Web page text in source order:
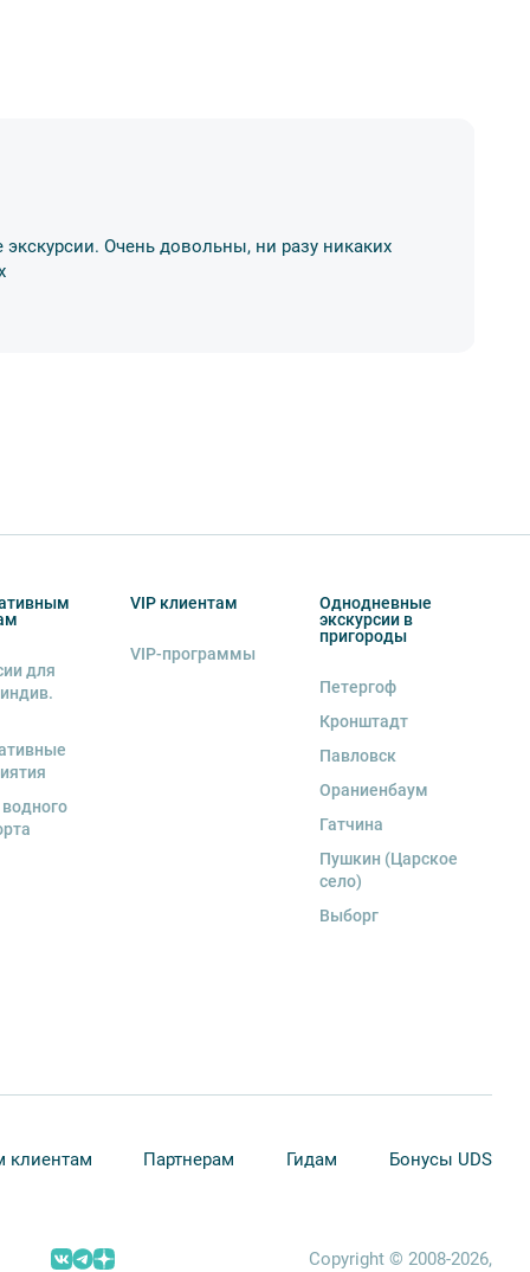
Очень довольны, ни разу никаких
для
VIP клиентам
VIP-программы
Однодневные
экскурсии в
пригороды
Петергоф
Кронштадт
Павловск
Ораниенбаум
Гатчина
Пушкин (Царское
село)
Выборг
клиентам Партнерам Гидам Бонусы UDS
Copyright © 2008-2026,